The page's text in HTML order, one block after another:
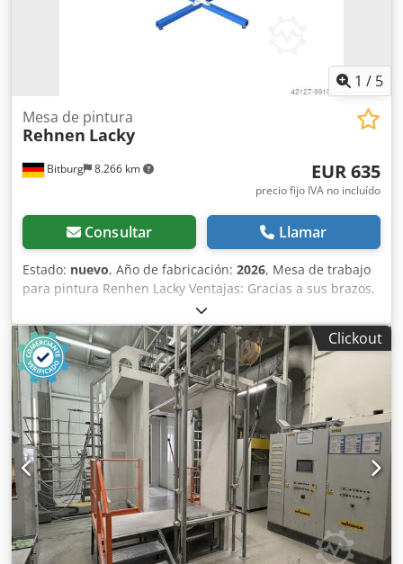
1 / 5
Bitburg 8.266 km
Mesa de pintura
Rehnen Lacky
EUR 635
precio fijo IVA no incluído
Consultar Llamar
Estado: nuevo, Año de fabricación: 2026, Mesa de trabajo
para pintura Renhen Lacky Ventajas: Gracias a sus brazos,
que pueden girar 360°, ofrece siempre el mejor soporte y
una buena superficie de apoyo para todas las piezas de
trabajo. Se puede ajustar fácilmente en altura y girar 360°,
lo que permite trabajar de forma rápida y eficiente.
Dodolrrrmjpfx Aclokr Gracias a sus cubiertas protectoras,
incluso después de un uso intensivo, los brazos siguen
pudiendo moverse. Altura en mm: 950-1250 Anchura en
mm: 600-1120 Longitud en mm: 700-1260 Diagonal en mm:
900-1680 Capacidad de carga en kg: 100 Disponibilidad: en
stock, disponible inmediatamente.
Clickout